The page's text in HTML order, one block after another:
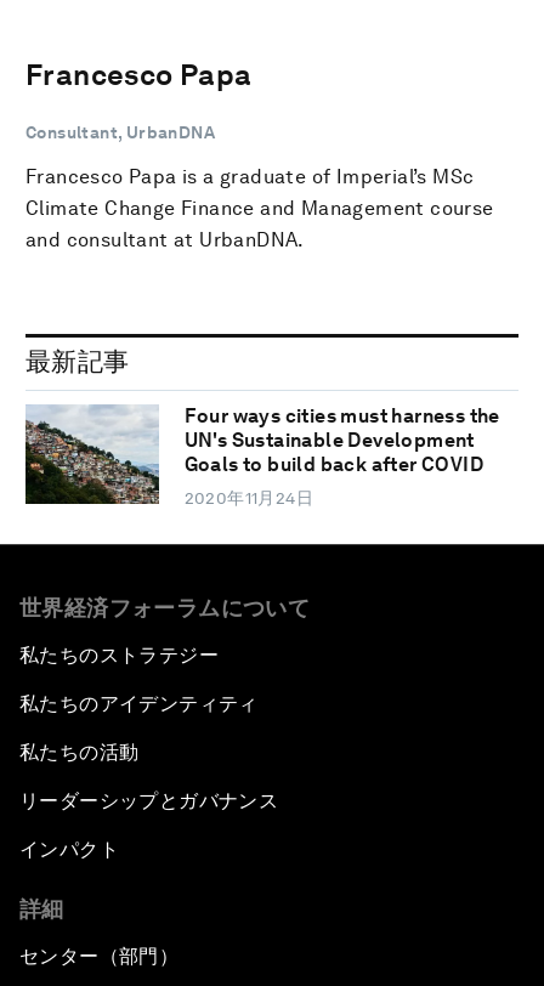
Francesco Papa
Consultant, UrbanDNA
Francesco Papa is a graduate of Imperial’s MSc
Climate Change Finance and Management course
and consultant at UrbanDNA.
最新記事
Four ways cities must harness the
UN's Sustainable Development
Goals to build back after COVID
2020年11月24日
世界経済フォーラムについて
私たちのストラテジー
私たちのアイデンティティ
私たちの活動
リーダーシップとガバナンス
インパクト
詳細
センター（部門）